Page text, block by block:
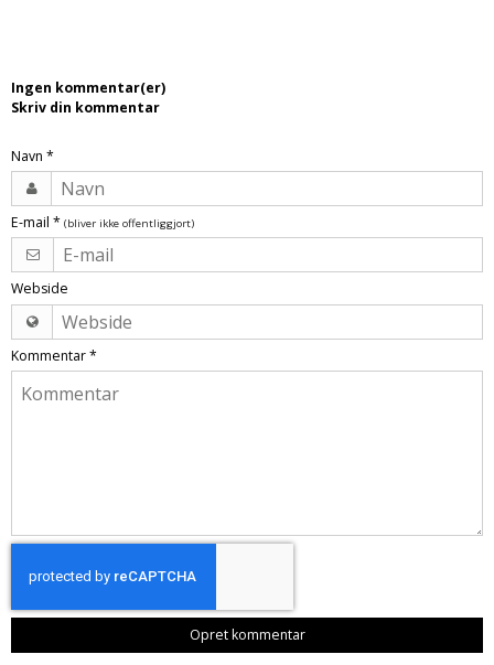
Ingen kommentar(er)
Skriv din kommentar
Navn *
E-mail * (bliver ikke offentliggjort)
Webside
Kommentar*
Opret kommentar